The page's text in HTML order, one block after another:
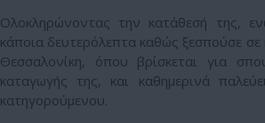
Ολοκληρώνοντας την κατάθεσή της,
κάποια δευτερόλεπτα καθώς ξεσπούσε σε
Θεσσαλονίκη, όπου βρίσκεται για
καταγωγής της, και καθημερινά
κατηγορούμενου.